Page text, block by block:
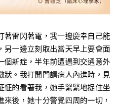
雷閃著電，我一邊慶幸自己能
另一邊立刻取出當天早上要會面
個新症，半年前遭遇到交通意外
狀。我打開門請病人內進時，見
怔的看著我，她手緊緊地捉住坐
後，她十分警覺四周的一切，